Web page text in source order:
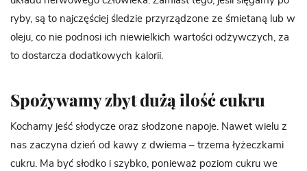
ryby, są to najczęściej śledzie przyrządzone ze śmietaną lub w
oleju, co nie podnosi ich niewielkich wartości odżywczych, za
to dostarcza dodatkowych kalorii.
Spożywamy zbyt dużą ilość cukru
Kochamy jeść słodycze oraz słodzone napoje. Nawet wielu z
nas zaczyna dzień od kawy z dwiema – trzema łyżeczkami
cukru. Ma być słodko i szybko, ponieważ poziom cukru we